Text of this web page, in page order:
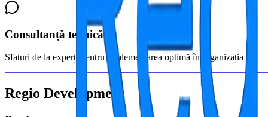
Consultanță tehnică
Sfaturi de la experți pentru implementarea optimă în organizația ta
Regio Development